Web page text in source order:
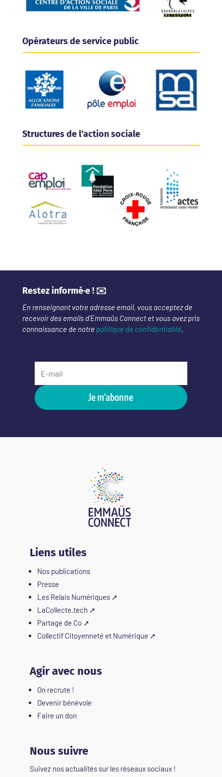
Opérateurs de service public
Structures de l'action sociale
Restez informé·e ! ✉️
En renseignant votre adresse email, vous acceptez de
recevoir des emails d’Emmaüs Connect et vous avez pris
connaissance de notre politique de confidentialité.
Je m'abonne
Liens utiles
Nos publications
Presse
Les Relais Numériques➚
LaCollecte.tech ➚
Partage de Co➚
Collectif Citoyenneté et Numérique ➚
Agir avec nous
On recrute !
Devenir bénévole
Faire un don
Nous suivre
Suivez nos actualités sur les réseaux sociaux !